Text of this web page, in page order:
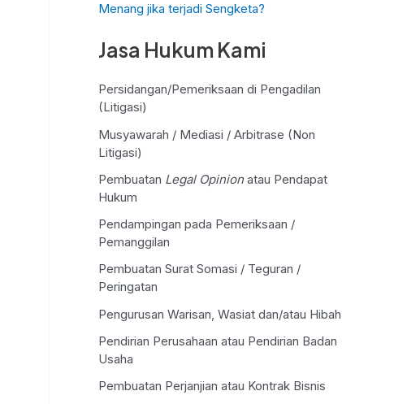
Menang jika terjadi Sengketa?
Jasa Hukum Kami
Persidangan/Pemeriksaan di Pengadilan
(Litigasi)
Musyawarah / Mediasi / Arbitrase (Non
Litigasi)
Pembuatan Legal Opinion atau Pendapat
Hukum
Pendampingan pada Pemeriksaan /
Pemanggilan
Pembuatan Surat Somasi / Teguran /
Peringatan
Pengurusan Warisan, Wasiat dan/atau Hibah
Pendirian Perusahaan atau Pendirian Badan
Usaha
Pembuatan Perjanjian atau Kontrak Bisnis